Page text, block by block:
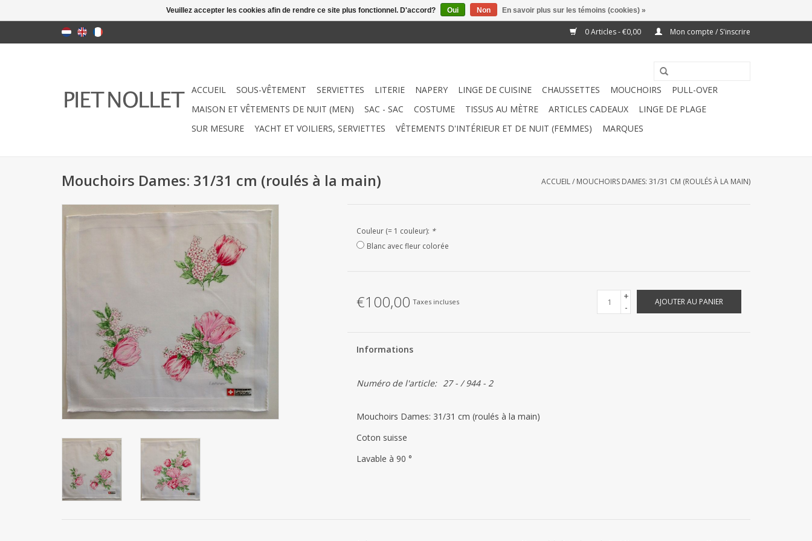
0 Articles - €0,00 Mon compte / S'inscrire
ACCUEIL SOUS-VÊTEMENT SERVIETTES LITERIE NAPERY LINGE DE CUISINE CHAUSSETTES MOUCHOIRS
PULL-OVER
MAISON ET VÊTEMENTS DE NUIT (MEN)
SAC - SAC COSTUME TISSUS AU MÈTRE ARTICLES CADEAUX
LINGE DE PLAGE
SUR MESURE
YACHT ET VOILIERS, SERVIETTES VÊTEMENTS D'INTÉRIEUR ET DE NUIT (FEMMES) MARQUES
Mouchoirs Dames: 31/31 cm (roulés à la main) ACCUEIL/ MOUCHOIRS DAMES: 31/31 CM (ROULÉS À LA MAIN)
Couleur (= 1 couleur): *
Blanc avec fleur colorée
€100,00 Taxes incluses
+
-
AJOUTER AU PANIER
Informations
Numéro de l'article: 27 - / 944 - 2
Mouchoirs Dames: 31/31 cm (roulés à la main)
Coton suisse
Lavable à 90 °
Veuillez accepter les cookies afin de rendre ce site plus fonctionnel. D'accord? Oui Non En savoir plus sur les témoins (cookies) »